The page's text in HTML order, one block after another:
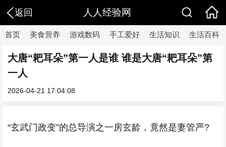
返回 人人经验网
首页 美食营养 游戏数码 手工爱好 生活知识 生活百科
大唐“耙耳朵”第一人是谁 谁是大唐“耙耳朵”第
一人
2026-04-21 17:04:08
“玄武门政变”的总导演之一房玄龄，竟然是妻管严?